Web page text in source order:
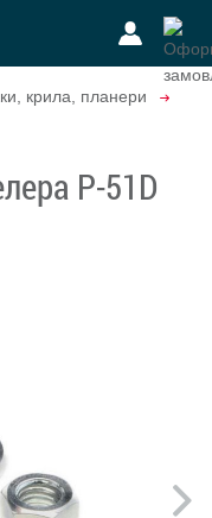
крила, планери
P-51D